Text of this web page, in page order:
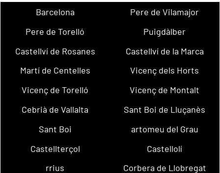
Barcelona
Pere de Vilamajor
Pere de Torelló
Puigdàlber
Castellví de Rosanes
Castellví de la Marca
Martí de Centelles
Vicenç dels Horts
Vicenç de Torelló
Vicenç de Montalt
Cebrià de Vallalta
Sant Boi de Lluçanès
Sant Boi
artomeu del Grau
Castellterçol
Castellolí
rrius
Corbera de Llobregat